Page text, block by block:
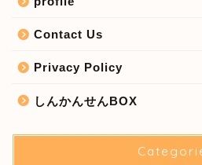
Contact Us
Privacy Policy
しんかんせんBOX